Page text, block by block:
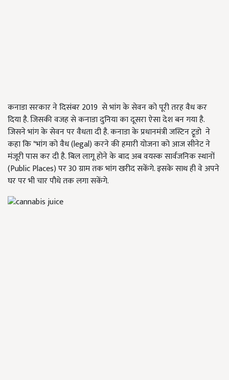
कनाडा सरकार ने दिसंबर 2019 से भांग के सेवन को पूरी तरह वैध कर
दिया है. जिसकी वजह से कनाडा दुनिया का दूसरा ऐसा देश बन गया है.
जिसने भांग के सेवन पर वैधता दी है. कनाडा के प्रधानमंत्री जस्टिन ट्रूडो ने
कहा कि "भांग को वैध (legal) करने की हमारी योजना को आज सीनेट ने
मंजूरी पास कर दी है. बिल लागू होने के बाद अब वयस्क सार्वजनिक स्थानों
(Public Places) पर 30 ग्राम तक भांग खरीद सकेंगे. इसके साथ ही वे अपने
घर पर भी चार पौधे तक लगा सकेंगे.